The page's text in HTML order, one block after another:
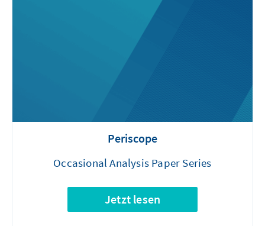
Periscope
Occasional Analysis Paper Series
Jetzt lesen